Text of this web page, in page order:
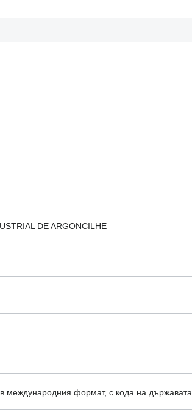
DE ARGONCILHE
международния формат, с кода на държавата.